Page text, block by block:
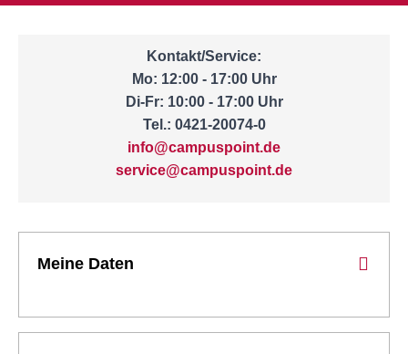
Kontakt/Service:
Mo: 12:00 - 17:00 Uhr
Di-Fr: 10:00 - 17:00 Uhr
Tel.: 0421-20074-0
info@campuspoint.de
service@campuspoint.de
Meine Daten